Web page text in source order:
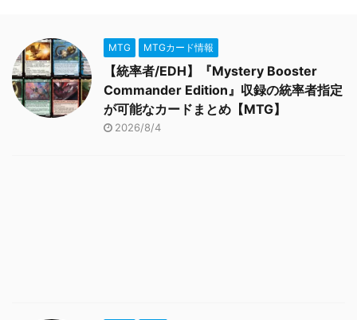
MTG MTGカード情報
【統率者/EDH】『Mystery Booster
Commander Edition』収録の統率者指定
が可能なカードまとめ【MTG】
2026/8/4